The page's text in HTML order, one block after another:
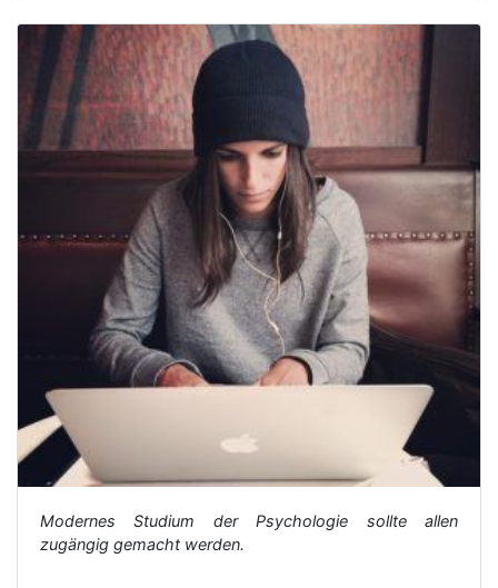
Modernes Studium der Psychologie sollte allen
zugängig gemacht werden.